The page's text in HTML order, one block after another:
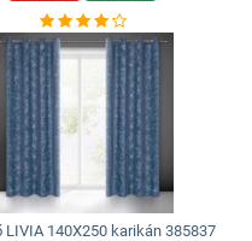
LIVIA 140X250 karikán 385837